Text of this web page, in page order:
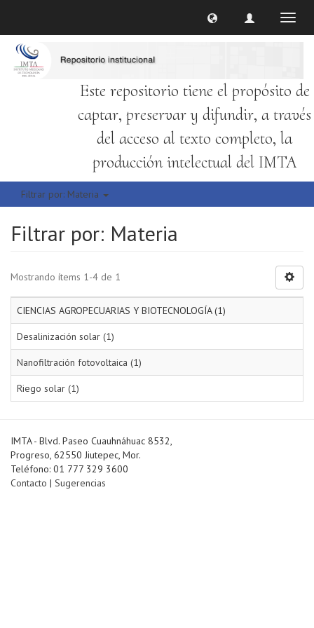
Este repositorio tiene el propósito de
captar, preservar y difundir, a través
del acceso al texto completo, la
producción intelectual del IMTA
Filtrar por: Materia
Filtrar por: Materia
Mostrando ítems 1-4 de 1
CIENCIAS AGROPECUARIAS Y BIOTECNOLOGÍA (1)
Desalinización solar (1)
Nanofiltración fotovoltaica (1)
Riego solar (1)
IMTA - Blvd. Paseo Cuauhnáhuac 8532,
Progreso, 62550 Jiutepec, Mor.
Teléfono: 01 777 329 3600
Contacto | Sugerencias